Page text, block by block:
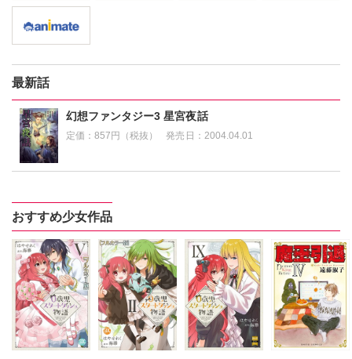
最新話
幻想ファンタジー3 星宮夜話
定価：857円（税抜） 発売日： 2004.04.01
おすすめ少女作品